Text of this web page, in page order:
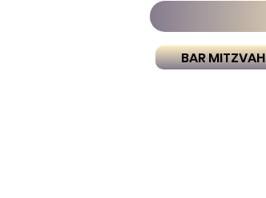
BAR MITZVAH